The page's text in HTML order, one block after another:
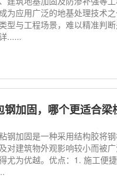
为应用广泛的地基处理技术
型与工程场景，难以精准判
......
加固，哪个更适合梁
钢加固是一种采用结构胶将
对建筑物外观影响较小而被
尤为优越。优点：1. 施工便